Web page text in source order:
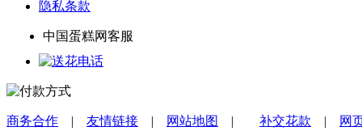
隐私条款
中国蛋糕网客服
商务合作 | 友情链接 | 网站地图 | 补交花款 | 网